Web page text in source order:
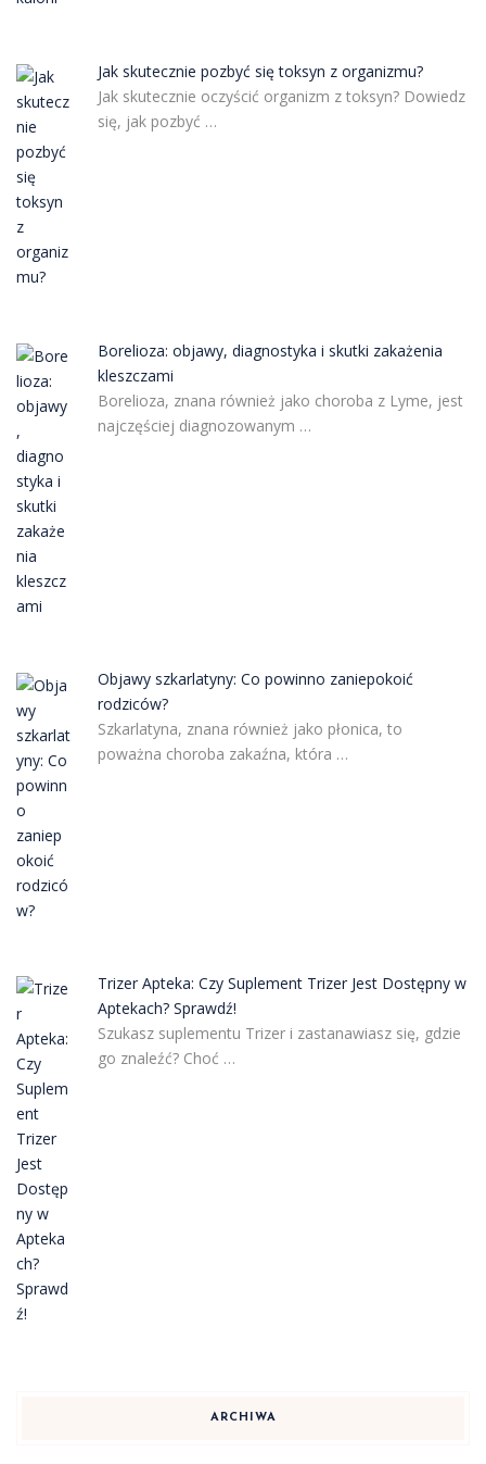
Jak skutecznie pozbyć się toksyn z organizmu?
Jak skutecznie oczyścić organizm z toksyn? Dowiedz
się, jak pozbyć …
Borelioza: objawy, diagnostyka i skutki zakażenia
kleszczami
Borelioza, znana również jako choroba z Lyme, jest
najczęściej diagnozowanym …
Objawy szkarlatyny: Co powinno zaniepokoić
rodziców?
Szkarlatyna, znana również jako płonica, to
poważna choroba zakaźna, która …
Trizer Apteka: Czy Suplement Trizer Jest Dostępny w
Aptekach? Sprawdź!
Szukasz suplementu Trizer i zastanawiasz się, gdzie
go znaleźć? Choć …
ARCHIWA